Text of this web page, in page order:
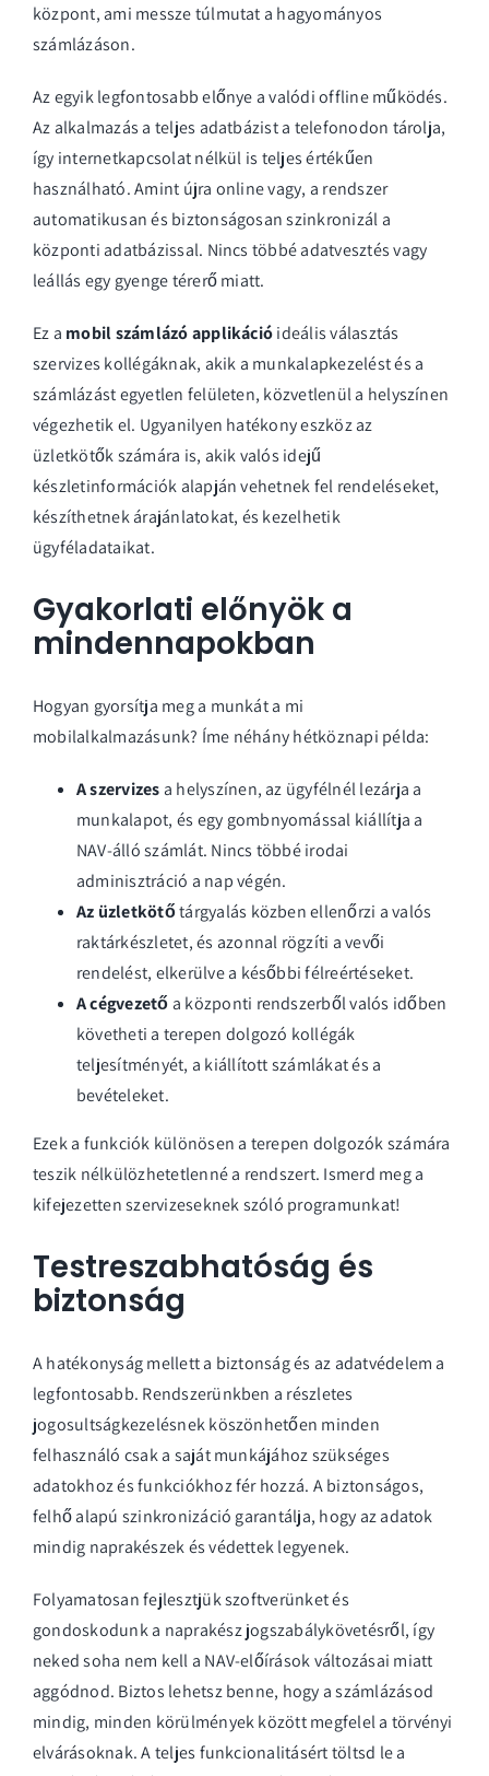
központ, ami messze túlmutat a hagyományos
számlázáson.
Az egyik legfontosabb előnye a valódi offline működés.
Az alkalmazás a teljes adatbázist a telefonodon tárolja,
így internetkapcsolat nélkül is teljes értékűen
használható. Amint újra online vagy, a rendszer
automatikusan és biztonságosan szinkronizál a
központi adatbázissal. Nincs többé adatvesztés vagy
leállás egy gyenge térerő miatt.
Ez a mobil számlázó applikációideális választás
szervizes kollégáknak, akik a munkalapkezelést és a
számlázást egyetlen felületen, közvetlenül a helyszínen
végezhetik el. Ugyanilyen hatékony eszköz az
üzletkötők számára is, akik valós idejű
készletinformációk alapján vehetnek fel rendeléseket,
készíthetnek árajánlatokat, és kezelhetik
ügyféladataikat.
Gyakorlati előnyök a
mindennapokban
Hogyan gyorsítja meg a munkát a mi
mobilalkalmazásunk? Íme néhány hétköznapi példa:
A szervizes a helyszínen, az ügyfélnél lezárja a
munkalapot, és egy gombnyomással kiállítja a
NAV-álló számlát. Nincs többé irodai
adminisztráció a nap végén.
Az üzletkötőtárgyalás közben ellenőrzi a valós
raktárkészletet, és azonnal rögzíti a vevői
rendelést, elkerülve a későbbi félreértéseket.
A cégvezető a központi rendszerből valós időben
követheti a terepen dolgozó kollégák
teljesítményét, a kiállított számlákat és a
bevételeket.
Ezek a funkciók különösen a terepen dolgozók számára
teszik nélkülözhetetlenné a rendszert. Ismerd meg a
kifejezetten szervizeseknek szóló programunkat!
Testreszabhatóság és
biztonság
A hatékonyság mellett a biztonság és az adatvédelem a
legfontosabb. Rendszerünkben a részletes
jogosultságkezelésnek köszönhetően minden
felhasználó csak a saját munkájához szükséges
adatokhoz és funkciókhoz fér hozzá. A biztonságos,
felhő alapú szinkronizáció garantálja, hogy az adatok
mindig naprakészek és védettek legyenek.
Folyamatosan fejlesztjük szoftverünket és
gondoskodunk a naprakész jogszabálykövetésről, így
neked soha nem kell a NAV-előírások változásai miatt
aggódnod. Biztos lehetsz benne, hogy a számlázásod
mindig, minden körülmények között megfelel a törvényi
elvárásoknak. A teljes funkcionalitásérttöltsd le a